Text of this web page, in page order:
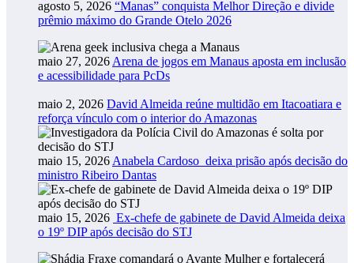
agosto 5, 2026 “Manas” conquista Melhor Direção e divide
prêmio máximo do Grande Otelo 2026
maio 27, 2026 Arena de jogos em Manaus aposta em inclusão
e acessibilidade para PcDs
maio 2, 2026 David Almeida reúne multidão em Itacoatiara e
reforça vínculo com o interior do Amazonas
maio 15, 2026 Anabela Cardoso deixa prisão após decisão do
ministro Ribeiro Dantas
maio 15, 2026 Ex-chefe de gabinete de David Almeida deixa
o 19º DIP após decisão do STJ